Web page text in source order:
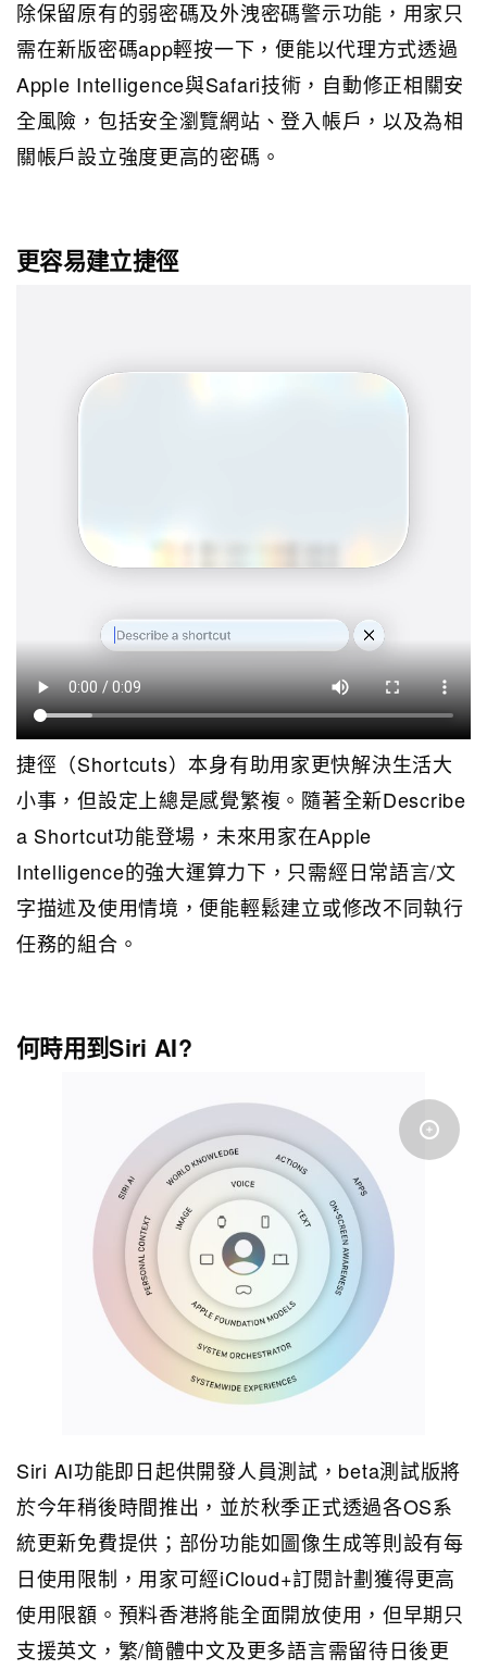
除保留原有的弱密碼及外洩密碼警示功能，用家只
需在新版密碼app輕按一下，便能以代理方式透過
Apple Intelligence與Safari技術，自動修正相關安
全風險，包括安全瀏覽網站、登入帳戶，以及為相
關帳戶設立強度更高的密碼。
更容易建立捷徑
捷徑（Shortcuts）本身有助用家更快解決生活大
小事，但設定上總是感覺繁複。隨著全新Describe
a Shortcut功能登場，未來用家在Apple
Intelligence的強大運算力下，只需經日常語言/文
字描述及使用情境，便能輕鬆建立或修改不同執行
任務的組合。
何時用到Siri AI?
Siri AI功能即日起供開發人員測試，beta測試版將
於今年稍後時間推出，並於秋季正式透過各OS系
統更新免費提供；部份功能如圖像生成等則設有每
日使用限制，用家可經iCloud+訂閱計劃獲得更高
使用限額。預料香港將能全面開放使用，但早期只
支援英文，繁/簡體中文及更多語言需留待日後更